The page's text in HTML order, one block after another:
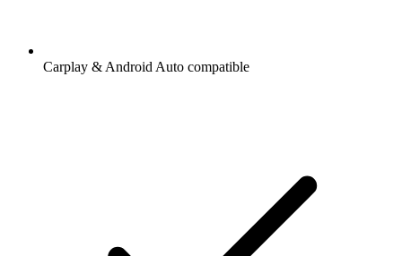
Carplay & Android Auto compatible